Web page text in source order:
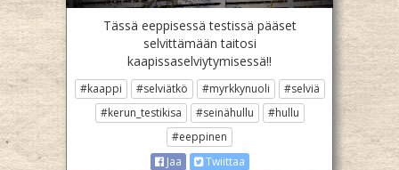
Tässä eeppisessä testissä pääset
selvittämään taitosi
kaapissaselviytymisessä!!
#kaappi #selviätkö #myrkkynuoli
#selviä
#kerun_testikisa
#seinähullu
#hullu
#eeppinen
Jaa
Twiittaa